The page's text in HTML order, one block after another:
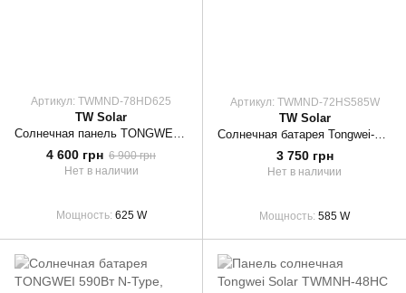
Артикул: TWMND-78HD625
TW Solar
4 600 грн 6 900 грн
Нет в наличии
Мощность 625 W
Артикул: TWMND-72HS585W
TW Solar
3 750 грн
Нет в наличии
Мощность 585 W